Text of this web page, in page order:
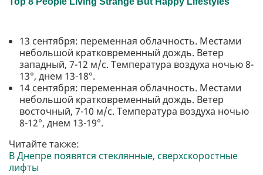
13 сентября: переменная облачность. Местами
небольшой кратковременный дождь. Ветер
западный, 7-12 м/с. Температура воздуха ночью 8-
13°, днем 13-18°.
14 сентября: переменная облачность. Местами
небольшой кратковременный дождь. Ветер
восточный, 7-10 м/с. Температура воздуха ночью
8-12°, днем 13-19°.
Читайте также:
В Днепре появятся стеклянные, сверхскоростные
лифты